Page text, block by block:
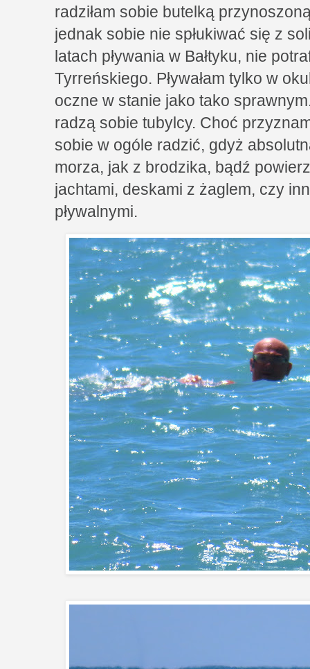
radziłam sobie butelką
jednak sobie nie spłukiwać się z
latach pływania w Bałtyku, nie
Tyrreńskiego. Pływałam tylko w
oczne w stanie jako tako
radzą sobie tubylcy. Choć
sobie w ogóle radzić, gdyż
morza, jak z brodzika, bądź
jachtami, deskami z żaglem, czy
pływalnymi.